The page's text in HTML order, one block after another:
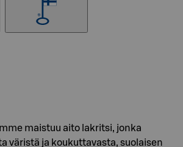
maistuu aito lakritsi, jonka
väristä ja koukuttavasta, suolaisen